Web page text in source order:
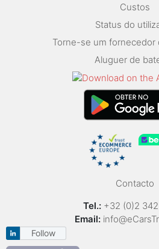
Custos
Status do
Torne-se um fornecedor
Aluguer de
Contacto
Tel.: +32 (0)2
Email:
Follow